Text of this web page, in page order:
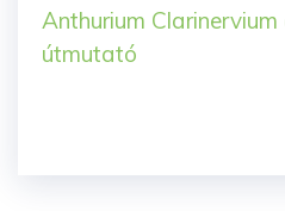
Anthurium
útmutató